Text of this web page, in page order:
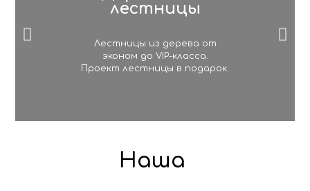
лестницы
Лестницы из дерева от
эконом до VIP-класса.
Проект лестницы в подарок.
Наша